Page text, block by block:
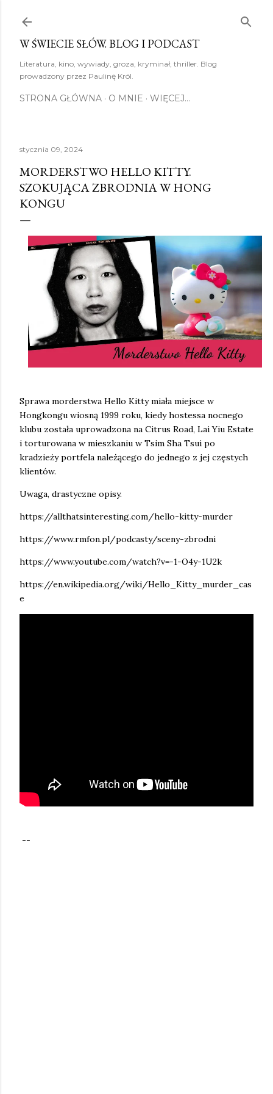
W ŚWIECIE SŁÓW. BLOG I PODCAST
Literatura, kino, wywiady, groza, kryminał, thriller. Blog
prowadzony przez Paulinę Król.
STRONA GŁÓWNA O MNIE WIĘCEJ…
stycznia 09, 2024
MORDERSTWO HELLO KITTY.
SZOKUJĄCA ZBRODNIA W HONG
KONGU
Sprawa morderstwa Hello Kitty miała miejsce w
Hongkongu wiosną 1999 roku, kiedy hostessa nocnego
klubu została uprowadzona na Citrus Road, Lai Yiu Estate
i torturowana w mieszkaniu w Tsim Sha Tsui po
kradzieży portfela należącego do jednego z jej częstych
klientów.
Uwaga, drastyczne opisy.
https://allthatsinteresting.com/hello-kitty-murder
https://www.rmfon.pl/podcasty/sceny-zbrodni
https://www.youtube.com/watch?v=-1-O4y-1U2k
https://en.wikipedia.org/wiki/Hello_Kitty_murder_cas
e
--